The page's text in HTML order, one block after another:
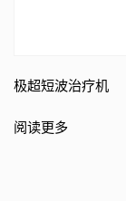
极超短波治疗机
阅读更多